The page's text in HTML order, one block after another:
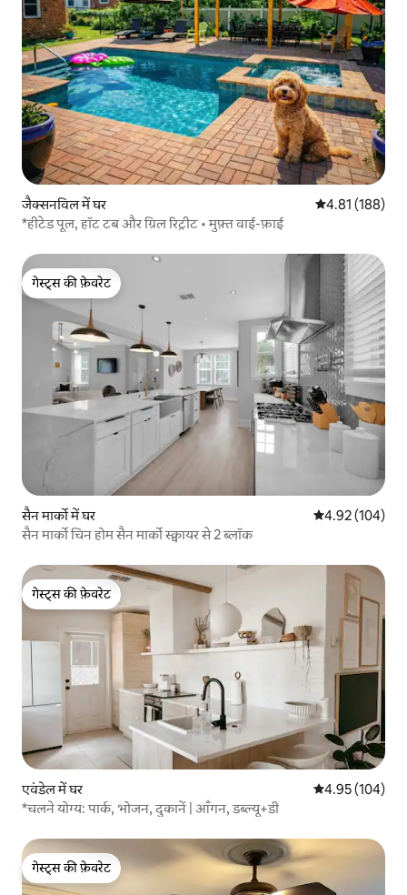
जैक्सनविल में घर औसत रेटिंग 5 में से
4.81 (188)
*हीटेड पूल, हॉट टब और ग्रिल रिट्रीट • मुफ़्त वाई-फ़ाई
गेस्ट्स की फ़ेवरेट
गेस्ट्स की फ़ेवरेट
सैन मार्को में घर औसत रेटिंग 5 में से
4.92 (104)
सैन मार्को चिन होम सैन मार्को स्क्वायर से 2 ब्लॉक
गेस्ट्स की फ़ेवरेट
गेस्ट्स की फ़ेवरेट
एवंडेल में घर औसत रेटिंग 5 में से
4.95 (104)
*चलने योग्य: पार्क, भोजन, दुकानें | आँगन, डब्ल्यू+डी
गेस्ट्स की फ़ेवरेट
गेस्ट्स की फ़ेवरेट